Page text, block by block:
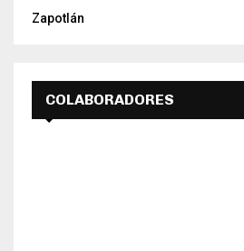
Zapotlán
COLABORADORES